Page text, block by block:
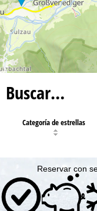
Buscar…
Categoría de estrellas
Reservar con